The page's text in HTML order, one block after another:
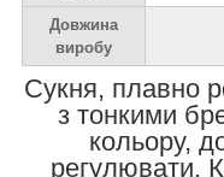
Довжина
виробу
Сукня, плавно
з тонкими
кольору,
регулювати.